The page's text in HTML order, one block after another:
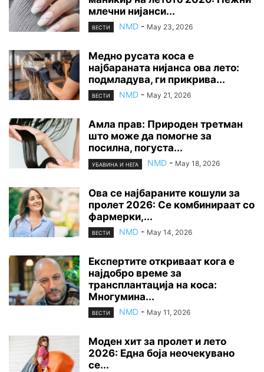
млечни нијанси...
ВЕСТИ NMD - May 23, 2026
Медно русата коса е
најбараната нијанса ова лето:
подмладува, ги прикрива...
ВЕСТИ NMD - May 21, 2026
Амла прав: Природен третман
што може да помогне за
посилна, погуста...
УБАВИНА И НЕГА NMD - May 18, 2026
Ова се најбараните кошули за
пролет 2026: Се комбинираат со
фармерки,...
ВЕСТИ NMD - May 14, 2026
Експертите откриваат кога е
најдобро време за
трансплантација на коса:
Многумина...
ВЕСТИ NMD - May 11, 2026
Моден хит за пролет и лето
2026: Една боја неочекувано
се...